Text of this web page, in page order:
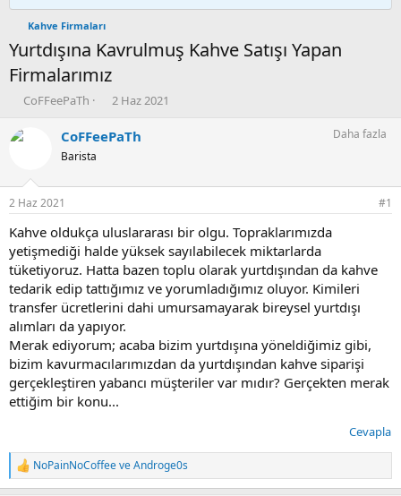
Kahve Firmaları
Yurtdışına Kavrulmuş Kahve Satışı Yapan
Firmalarımız
K
n
u
b
a
ş
l
a
t
a
n
CoFFeePaTh
B
ş
ı
ç
a
r
i
h
i
2 Haz 2021
CoFFeePaTh
Barista
Daha fazla
2 Haz 2021 #1
Kahve oldukça uluslararası bir olgu. Topraklarımızda
yetişmediği halde yüksek sayılabilecek miktarlarda
tüketiyoruz. Hatta bazen toplu olarak yurtdışından da kahve
tedarik edip tattığımız ve yorumladığımız oluyor. Kimileri
transfer ücretlerini dahi umursamayarak bireysel yurtdışı
alımları da yapıyor.
Merak ediyorum; acaba bizim yurtdışına yöneldiğimiz gibi,
bizim kavurmacılarımızdan da yurtdışından kahve siparişi
gerçekleştiren yabancı müşteriler var mıdır? Gerçekten merak
ettiğim bir konu...
Cevapla
T
e
NoPainNoCoffeeveAndroge0s